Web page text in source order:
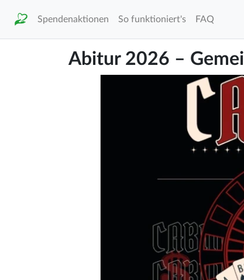
Spendenaktionen So funktioniert's FAQ
Abitur 2026 –